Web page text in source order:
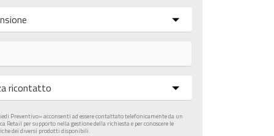
Preventivo» acconsenti ad essere contattato telefonicamente da un
Retail per supporto nella gestione della richiesta e per conoscere le
dei diversi prodotti disponibili.